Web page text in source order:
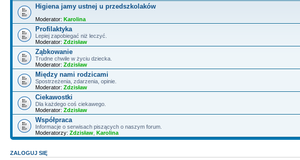
Higiena jamy ustnej u przedszkolaków
Moderator: Karolina
Profilaktyka
Lepiej zapobiegać niż leczyć.
Moderator: Zdzisław
Ząbkowanie
Trudne chwile w życiu dziecka.
Moderator: Zdzisław
Między nami rodzicami
Spostrzeżenia, zdarzenia, opinie.
Moderator: Zdzisław
Ciekawostki
Dla każdego coś ciekawego.
Moderator: Zdzisław
Współpraca
Informacje o serwisach piszących o naszym forum.
Moderatorzy: Zdzisław Karolina
ZALOGUJ SIĘ